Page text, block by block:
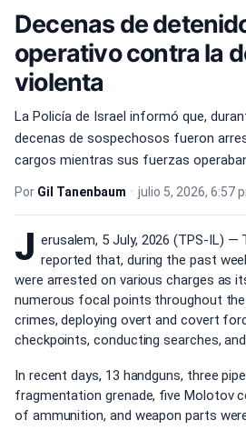
Decenas de
operativo contra la
violenta
La Policía de Israel informó que,
decenas de sospechosos fueron
cargos mientras sus fuerzas
Por Gil Tanenbaum • julio 5, 2026, 6:57
J erusalem, 5 July, 2026 (TPS-IL) —
reported that, during the past
were arrested on various charges as
numerous focal points throughout
crimes, deploying overt and covert
checkpoints, conducting searches,
In recent days, 13 handguns, three
fragmentation grenade, five Molotov
of ammunition, and weapon parts